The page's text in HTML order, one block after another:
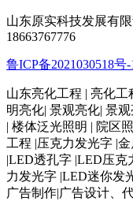
山东原实科技发展有
18663767776
鲁ICP备2021030518号-
山东亮化工程 | 亮化
明亮化| 景观亮化| 景
| 楼体泛光照明 | 院区
工程 |压克力发光字 |
|LED透孔字 |LED压
力发光字 |LED迷你发
广告制作|广告设计、